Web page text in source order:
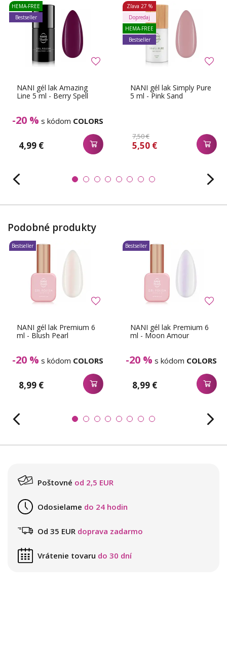
NANI gél lak Amazing
Line 5 ml - Berry Spell
-20 % s kódom COLORS
4,99 €
HEMA-FREE
Bestseller
NANI gél lak Simply Pure
5 ml - Pink Sand
7,50 €
5,50 €
Zľava 27 %
Dopredaj
HEMA-FREE
Bestseller
Podobné produkty
NANI gél lak Premium 6
ml - Blush Pearl
-20 % s kódom COLORS
8,99 €
Bestseller
NANI gél lak Premium 6
ml - Moon Amour
-20 % s kódom COLORS
8,99 €
Bestseller
Poštovné od 2,5 EUR
Odosielame do 24 hodin
Od 35 EUR doprava zadarmo
Vrátenie tovaru do 30 dní